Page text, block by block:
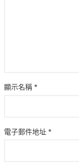
顯示名稱 *
電子郵件地址 *